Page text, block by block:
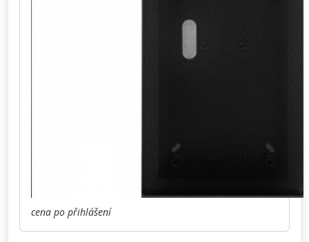
cena po přihlášení